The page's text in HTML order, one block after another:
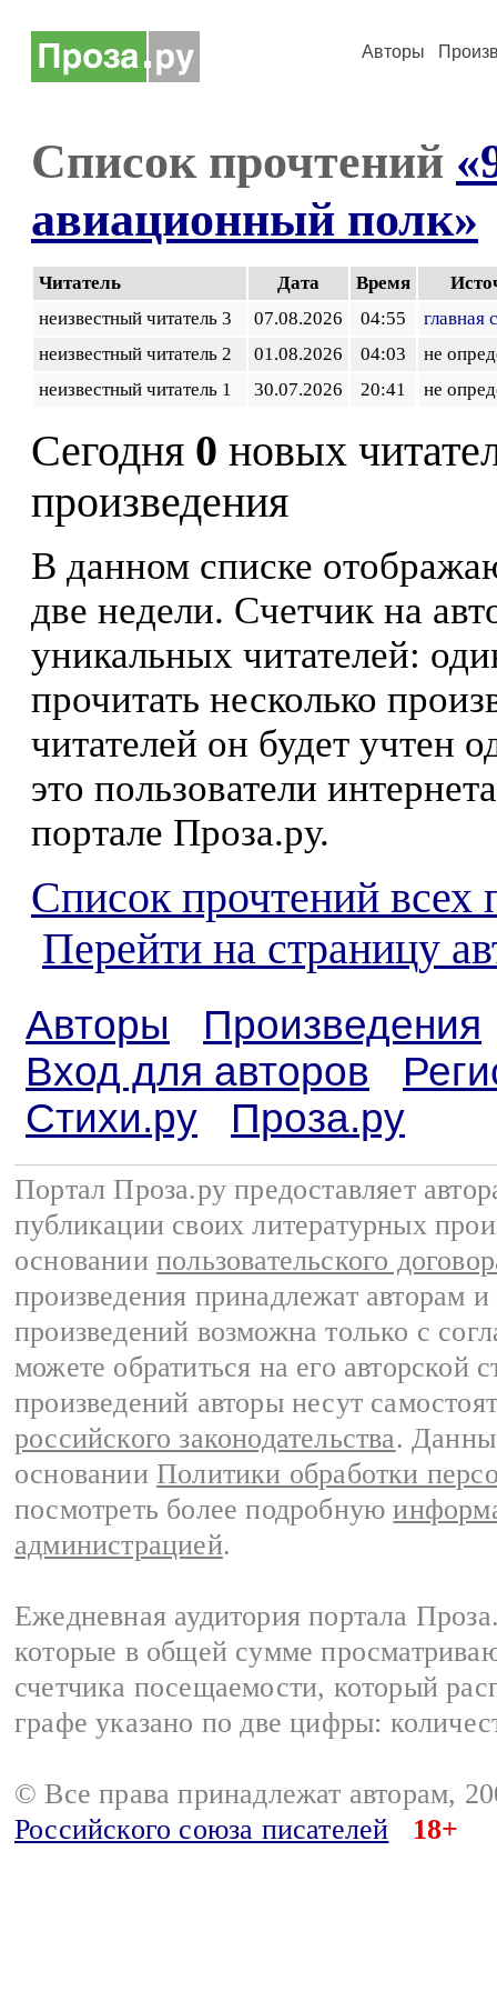
Авторы
Список прочтений
авиационный полк»
Читатель Дата Время
неизвестный читатель 3
07.08.2026 04:55
главная
неизвестный читатель 2
01.08.2026 04:03
не
неизвестный читатель 1
30.07.2026 20:41 не
Сегодня 0 новых
произведения
В данном списке
две недели. Счетчик на
уникальных читателей:
прочитать несколько
читателей он будет учтен
это пользователи
портале Проза.ру.
Список прочтений всех
Перейти на страницу
Авторы
Произведения
Вход для авторов
Стихи.ру
Проза.ру
Портал Проза.ру предоставляет
публикации своих литературных
основании пользовательского
произведения принадлежат авторам
произведений возможна только с
можете обратиться на его авторской
произведений авторы несут
российского законодательства.
основании Политики обработки
посмотреть более подробную
администрацией.
Ежедневная аудитория портала
которые в общей сумме
счетчика посещаемости, который
графе указано по две цифры:
© Все права принадлежат авторам,
Российского союза писателей
18+